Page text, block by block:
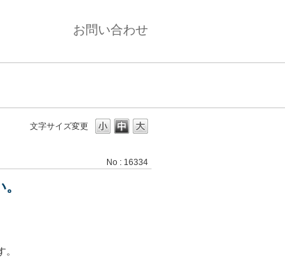
お問い合わせ
文字サイズ変更
No : 16334